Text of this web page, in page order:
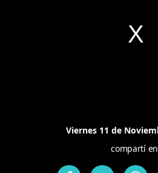
Viernes 11 de
compartí